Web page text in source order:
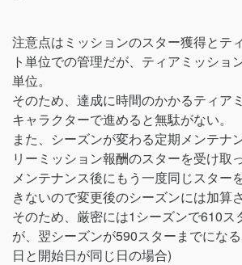
注意点はミッションのスター獲得とテ
ト単位での管理だが、ティアミッショ
単位。
そのため、達成に時間のかかるティア
キャラクターで進めると無駄がない。
また、シーズンが変わる定期メンテナ
リーミッション報酬のスターを受け取
メンテナンス後にもう一度同じスター
きないので変更後のシーズンには加算
そのため、厳密には1シーズンで610ス
が、翌シーズンが590スターまでにな
日と開始日が同じ日の場合)